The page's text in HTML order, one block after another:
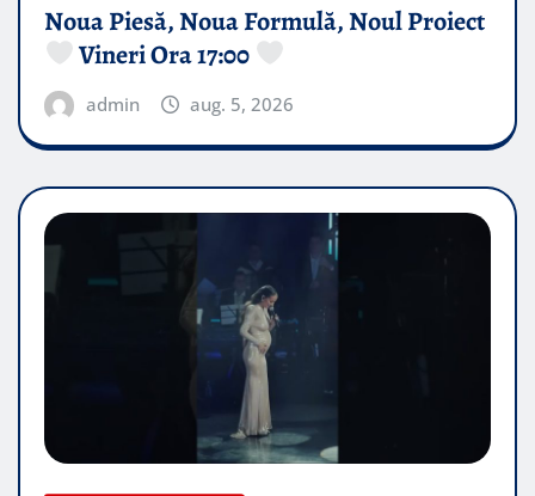
Noua Piesă, Noua Formulă, Noul Proiect
Vineri Ora 17:00
admin aug. 5, 2026